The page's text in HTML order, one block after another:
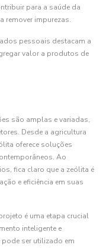
para a saúde da
remover impurezas.
pessoais destacam a
valor a produtos de
são amplas e variadas,
Desde a agricultura
oferece soluções
Ao
fica claro que a zeólita é
e eficiência em suas
é uma etapa crucial
inteligente e
ser utilizado em